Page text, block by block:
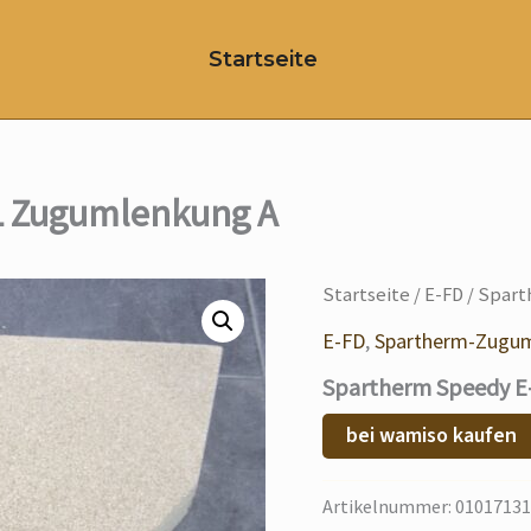
Startseite
A
Startseite /E-FD /
E-FD,Spartherm-
Spartherm Speedy
bei wamiso kaufen
Artikelnummer: 01017131